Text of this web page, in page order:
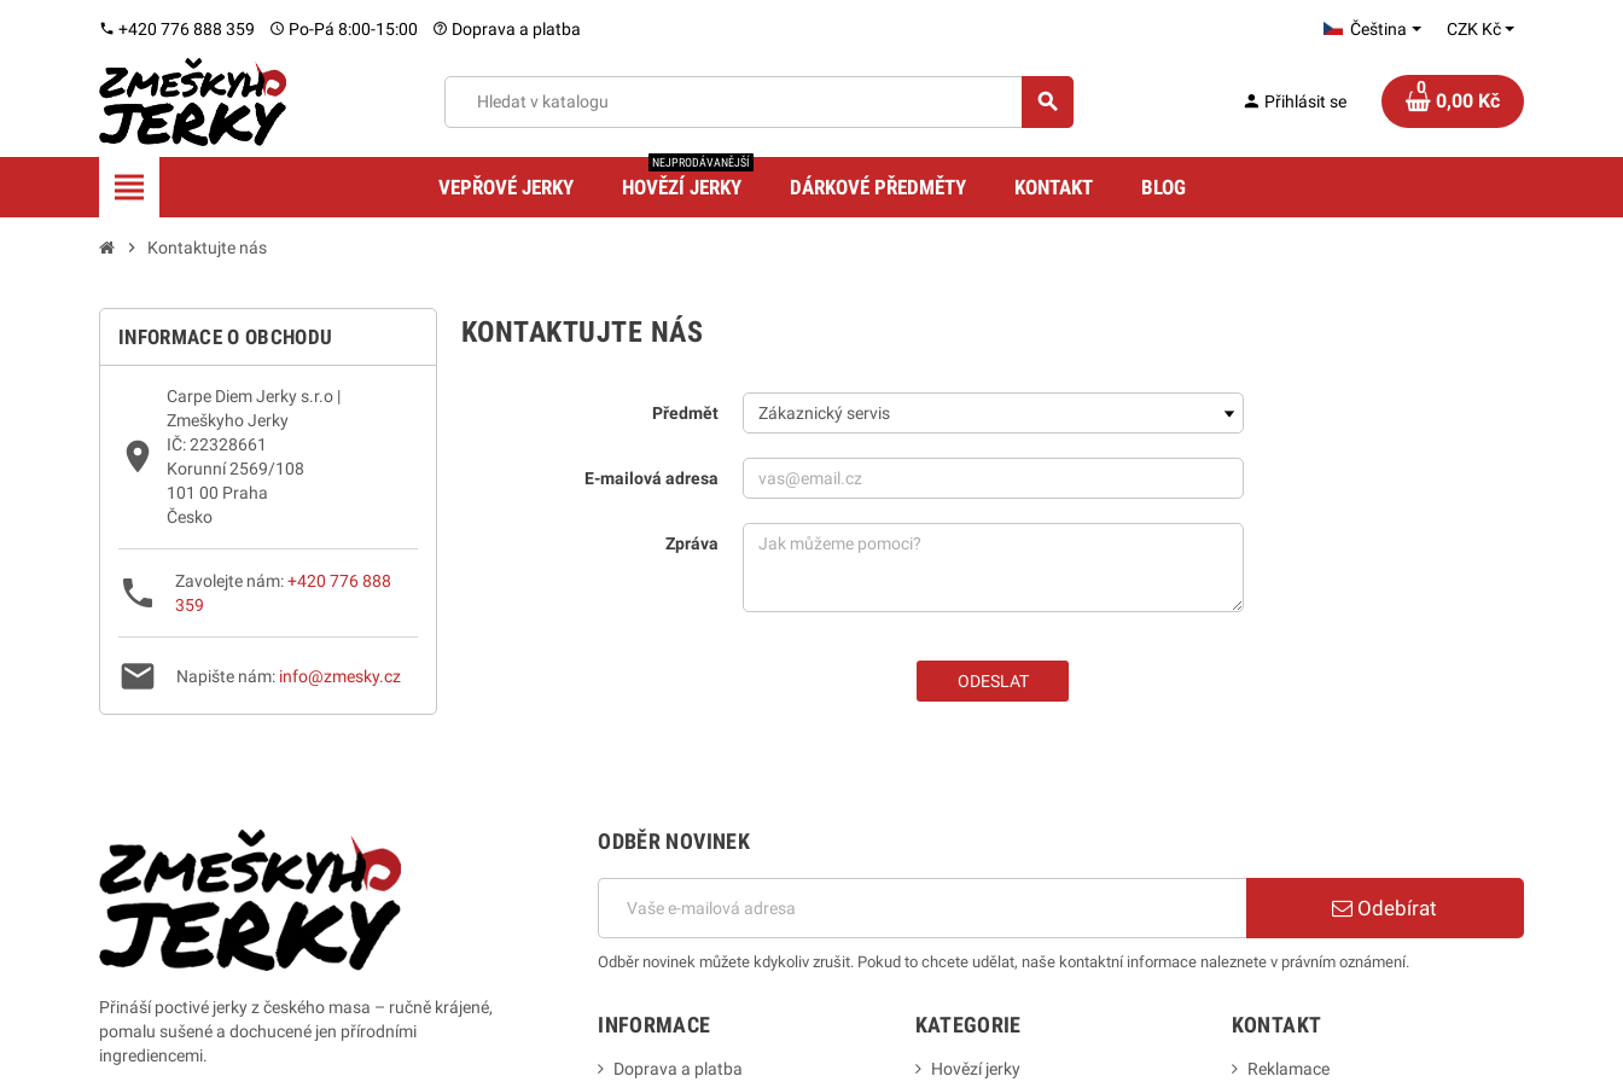
phone +420 776 888 359 schedule Po-Pá 8:00-15:00 help_outline Doprava a platba Čeština CZK Kč
search person Přihlásit se
0
0,00 Kč
view_headline VEPŘOVÉ JERKY HOVĚZÍ JERKY
NEJPRODÁVANĚJŠÍ
DÁRKOVÉ PŘEDMĚTY KONTAKT BLOG
chevron_right Kontaktujte nás
INFORMACE O OBCHODU
place
Carpe Diem Jerky s.r.o |
Zmeškyho Jerky
IČ: 22328661
Korunní 2569/108
101 00 Praha
Česko
phone Zavolejte nám:+420 776 888
359
mail Napište nám: info@zmesky.cz
KONTAKTUJTE NÁS
Předmět
E-mailová adresa
Zpráva
Přináší poctivé jerky z českého masa – ručně krájené,
pomalu sušené a dochucené jen přírodními
ingrediencemi.
ODBĚR NOVINEK
Odebírat
Odběr novinek můžete kdykoliv zrušit. Pokud to chcete udělat, naše kontaktní informace naleznete v právním oznámení.
INFORMACE
Doprava a platba
KATEGORIE
Hovězí jerky
KONTAKT
Reklamace